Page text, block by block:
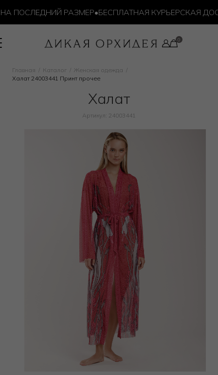
РАЗМЕР•БЕСПЛАТНАЯ КУРЬЕРСКАЯ
Главная Каталог
Женская одежда
Халат 24003441 Принт прочее
Халат
Артикул: 24003441